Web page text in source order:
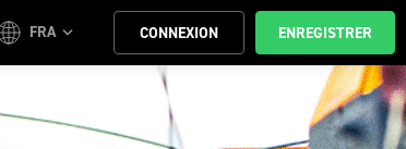
FRA CONNEXION ENREGISTRER